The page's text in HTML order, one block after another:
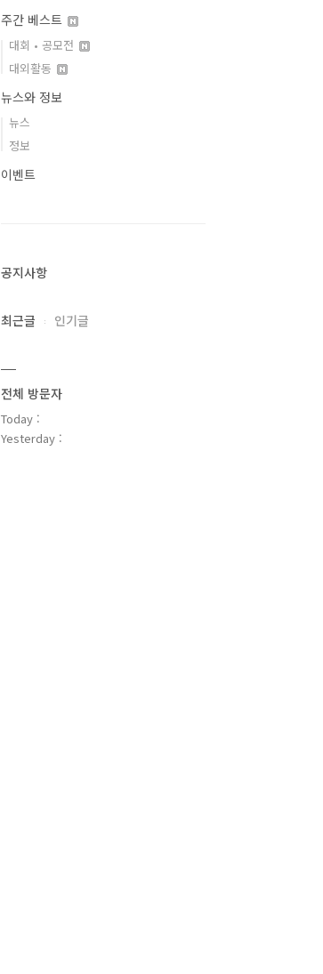
주간 베스트
대회 • 공모전
대외활동
뉴스와 정보
뉴스
정보
이벤트
공지사항
최근글 인기글
전체 방문자
Today :
Yesterday :